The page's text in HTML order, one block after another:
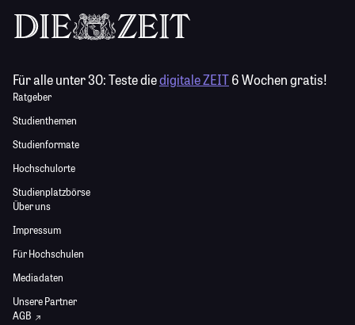
Für alle unter 30:Teste diedigitale ZEIT6 Wochen gratis!
Ratgeber
Studienthemen
Studienformate
Hochschulorte
Studienplatzbörse
Über uns
Impressum
Für Hochschulen
Mediadaten
Unsere Partner
AGB